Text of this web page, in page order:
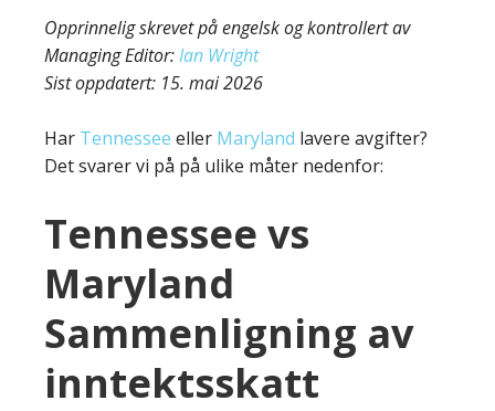
Opprinnelig skrevet på engelsk og kontrollert av
Managing Editor:Ian Wright
Sist oppdatert: 15. mai 2026
Har Tennessee eller Maryland lavere avgifter?
Det svarer vi på på ulike måter nedenfor:
Tennessee vs
Maryland
Sammenligning av
inntektsskatt